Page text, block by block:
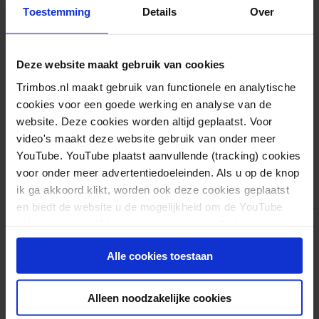
Toestemming Details Over
Deze website maakt gebruik van cookies
Trimbos.nl maakt gebruik van functionele en analytische
cookies voor een goede werking en analyse van de
website. Deze cookies worden altijd geplaatst. Voor
video's maakt deze website gebruik van onder meer
YouTube. YouTube plaatst aanvullende (tracking) cookies
voor onder meer advertentiedoeleinden. Als u op de knop
ik ga akkoord klikt, worden ook deze cookies geplaatst
en biedt de website u de mogelijkheid om de YouTube
intrekken.
Alle cookies toestaan
Alleen noodzakelijke cookies
hebben. Juist nu is
een gedegen,
onafhankelijke en
wetenschappelijke
benadering
belangrijker dan
ooit.”
taken en verantwoordelijkheden overdragen. De
Raad van Toezicht bedankt Bert van der Hoek voor
zijn toewijding en leiderschap gedurende zijn